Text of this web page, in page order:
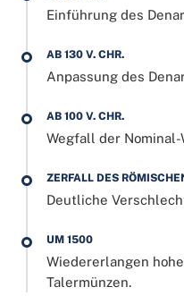
Einführung des
AB 130 V. CHR.
Anpassung des
AB 100 V. CHR.
Wegfall der
ZERFALL DES
Deutliche
UM 1500
Wiedererlangen
Talermünzen.